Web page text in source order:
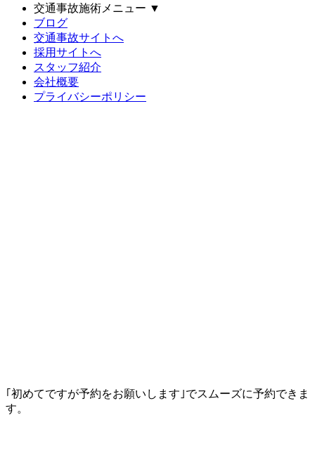
交通事故施術メニュー ▼
ブログ
交通事故サイトへ
採用サイトへ
スタッフ紹介
会社概要
プライバシーポリシー
｢初めてですが予約をお願いします｣でスムーズに予約できま
す。